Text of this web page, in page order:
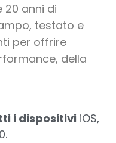
anni di
testato e
per offrire
della
i dispositivi iOS,